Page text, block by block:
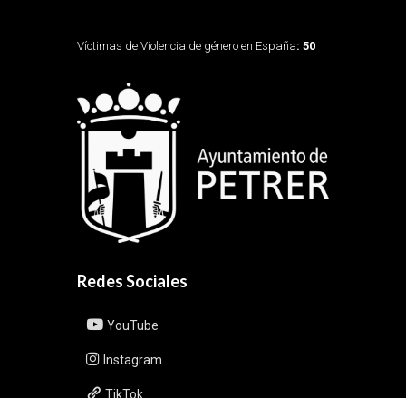
Víctimas de Violencia de género en España: 50
Redes Sociales
YouTube
Instagram
TikTok